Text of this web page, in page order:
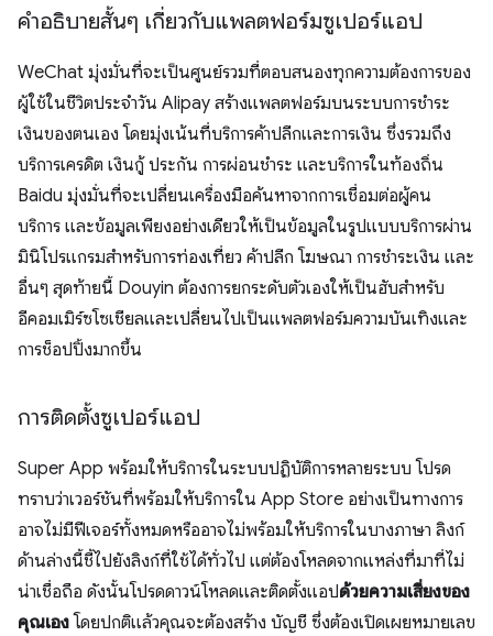
คำอธิบายสั้นๆ เกี่ยวกับแพลตฟอร์มซูเปอร์แอป
WeChat มุ่งมั่นที่จะเป็นศูนย์รวมที่ตอบสนองทุกความต้องการของ
ผู้ใช้ในชีวิตประจำวัน Alipay สร้างแพลตฟอร์มบนระบบการชำระ
เงินของตนเอง โดยมุ่งเน้นที่บริการค้าปลีกและการเงิน ซึ่งรวมถึง
บริการเครดิต เงินกู้ ประกัน การผ่อนชำระ และบริการในท้องถิ่น
Baidu มุ่งมั่นที่จะเปลี่ยนเครื่องมือค้นหาจากการเชื่อมต่อผู้คน
บริการ และข้อมูลเพียงอย่างเดียวให้เป็นข้อมูลในรูปแบบบริการผ่าน
มินิโปรแกรมสำหรับการท่องเที่ยว ค้าปลีก โฆษณา การชำระเงิน และ
อื่นๆ สุดท้ายนี้ Douyin ต้องการยกระดับตัวเองให้เป็นฮับสำหรับ
อีคอมเมิร์ซโซเชียลและเปลี่ยนไปเป็นแพลตฟอร์มความบันเทิงและ
การช็อปปิ้งมากขึ้น
การติดตั้งซูเปอร์แอป
Super App พร้อมให้บริการในระบบปฏิบัติการหลายระบบ โปรด
ทราบว่าเวอร์ชันที่พร้อมให้บริการใน App Store อย่างเป็นทางการ
อาจไม่มีฟีเจอร์ทั้งหมดหรืออาจไม่พร้อมให้บริการในบางภาษา ลิงก์
ด้านล่างนี้ชี้ไปยังลิงก์ที่ใช้ได้ทั่วไป แต่ต้องโหลดจากแหล่งที่มาที่ไม่
น่าเชื่อถือ ดังนั้นโปรดดาวน์โหลดและติดตั้งแอปด้วยความเสี่ยงของ
คุณเอง โดยปกติแล้วคุณจะต้องสร้าง บัญชี ซึ่งต้องเปิดเผยหมายเลข